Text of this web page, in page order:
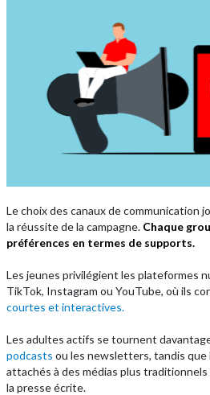
Le choix des canaux de communication
la réussite de la campagne. Chaque
préférences en termes de supports.
Les jeunes privilégient les plateformes
TikTok, Instagram ou YouTube, où ils
courtes et interactives.
Les adultes actifs se tournent
podcasts ou les newsletters, tandis
attachés à des médias plus
la presse écrite.